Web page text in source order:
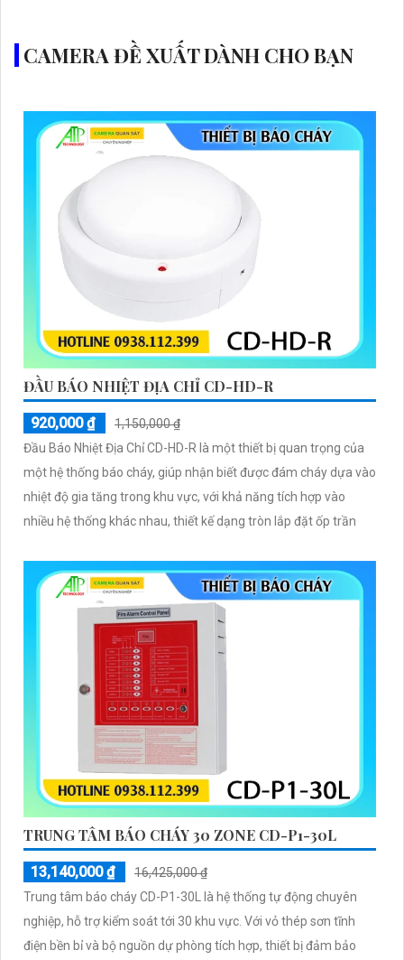
CAMERA ĐỀ XUẤT DÀNH CHO BẠN
ĐẦU BÁO NHIỆT ĐỊA CHỈ CD-HD-R
920,000 ₫
1,150,000 ₫
Đầu Báo Nhiệt Địa Chỉ CD-HD-R là một thiết bị quan trọng của
một hệ thống báo cháy, giúp nhận biết được đám cháy dựa vào
nhiệt độ gia tăng trong khu vực, với khả năng tích hợp vào
nhiều hệ thống khác nhau, thiết kế dạng tròn lắp đặt ốp trần
TRUNG TÂM BÁO CHÁY 30 ZONE CD-P1-30L
13,140,000 ₫
16,425,000 ₫
Trung tâm báo cháy CD-P1-30L là hệ thống tự động chuyên
nghiệp, hỗ trợ kiểm soát tới 30 khu vực. Với vỏ thép sơn tĩnh
điện bền bỉ và bộ nguồn dự phòng tích hợp, thiết bị đảm bảo